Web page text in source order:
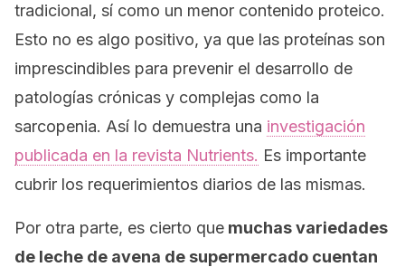
tradicional, sí como un menor contenido proteico.
Esto no es algo positivo, ya que las proteínas son
imprescindibles para prevenir el desarrollo de
patologías crónicas y complejas como la
sarcopenia. Así lo demuestra una investigación
publicada en la revista Nutrients. Es importante
cubrir los requerimientos diarios de las mismas.
Por otra parte, es cierto que muchas variedades
de leche de avena de supermercado cuentan